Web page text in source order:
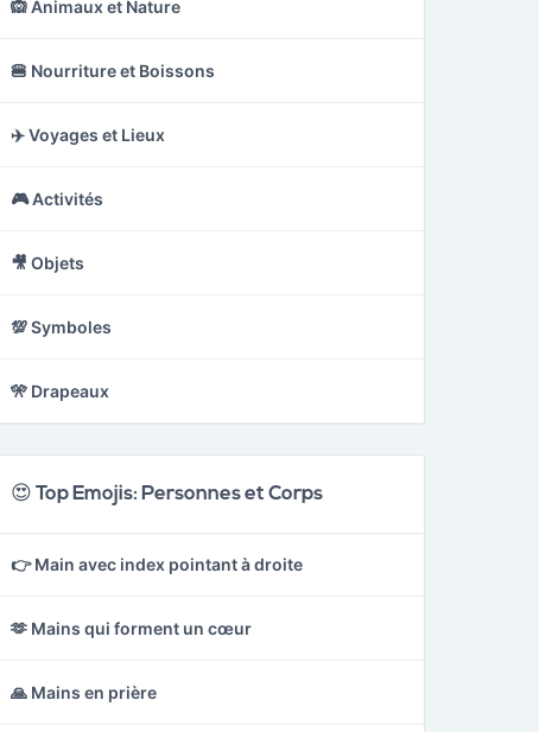
🙉 Animaux et Nature
🍔 Nourriture et Boissons
✈️ Voyages et Lieux
🎮 Activités
🎥 Objets
💯 Symboles
🎌 Drapeaux
😍 Top Emojis: Personnes et Corps
👉 Main avec index pointant à droite
🫶 Mains qui forment un cœur
🙏 Mains en prière